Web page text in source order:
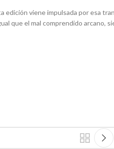
viene impulsada por esa
que el mal comprendido arcano,